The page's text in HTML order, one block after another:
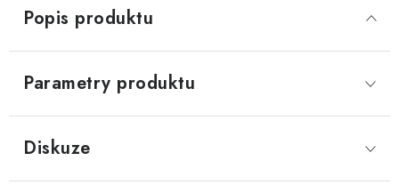
Popis produktu
Parametry produktu
Diskuze